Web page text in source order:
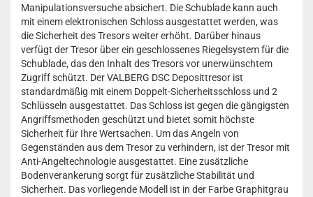
Manipulationsversuche absichert. Die Schublade kann auch
mit einem elektronischen Schloss ausgestattet werden, was
die Sicherheit des Tresors weiter erhöht. Darüber hinaus
verfügt der Tresor über ein geschlossenes Riegelsystem für die
Schublade, das den Inhalt des Tresors vor unerwünschtem
Zugriff schützt. Der VALBERG DSC Deposittresor ist
standardmäßig mit einem Doppelt-Sicherheitsschloss und 2
Schlüsseln ausgestattet. Das Schloss ist gegen die gängigsten
Angriffsmethoden geschützt und bietet somit höchste
Sicherheit für Ihre Wertsachen. Um das Angeln von
Gegenständen aus dem Tresor zu verhindern, ist der Tresor mit
Anti-Angeltechnologie ausgestattet. Eine zusätzliche
Bodenverankerung sorgt für zusätzliche Stabilität und
Sicherheit. Das vorliegende Modell ist in der Farbe Graphitgrau